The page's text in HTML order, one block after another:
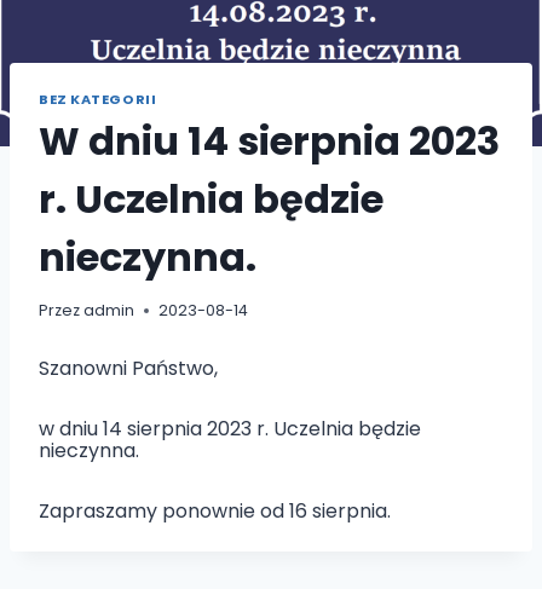
BEZ KATEGORII
W dniu 14 sierpnia 2023
r. Uczelnia będzie
nieczynna.
Przezadmin 2023-08-14
Szanowni Państwo,
w dniu 14 sierpnia 2023 r. Uczelnia będzie
nieczynna.
Zapraszamy ponownie od 16 sierpnia.